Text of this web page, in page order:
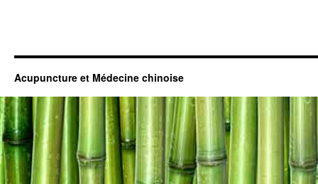
Acupuncture et Médecine chinoise